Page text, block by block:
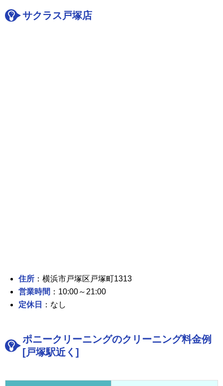
サクラス戸塚店
住所 ：横浜市戸塚区戸塚町1313
営業時間 ：10:00～21:00
定休日
：なし
ポニークリーニングのクリーニング料金例
[戸塚駅近く]